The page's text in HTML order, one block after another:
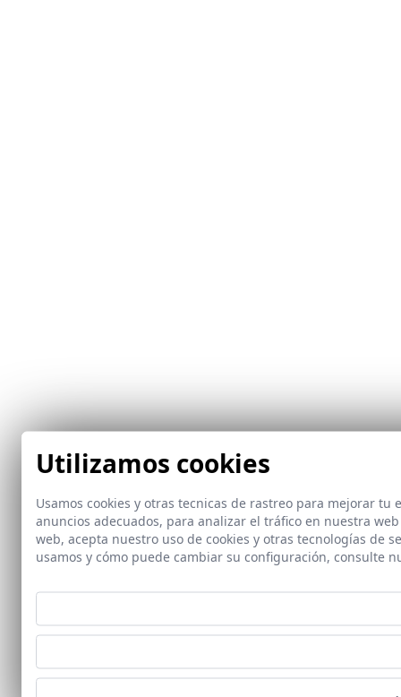
Utilizamos cookies
Usamos cookies y otras tecnicas de rastreo para mejorar
anuncios adecuados, para analizar el tráfico en nuestra
web, acepta nuestro uso de cookies y otras tecnologías de
usamos y cómo puede cambiar su configuración, consulte